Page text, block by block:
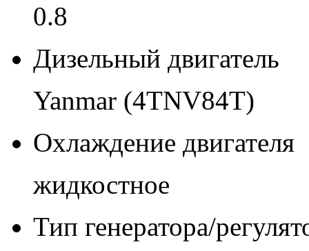
0.8
Дизельный двигатель
Yanmar (4TNV84T)
Охлаждение двигателя
жидкостное
Тип генератора/